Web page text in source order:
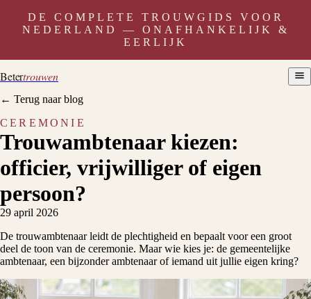
DE COMPLETE TROUWGIDS VOOR
NEDERLAND — ONAFHANKELIJK &
EERLIJK
Betertrouwen
← Terug naar blog
CEREMONIE
Trouwambtenaar kiezen:
officier, vrijwilliger of eigen
persoon?
29 april 2026
De trouwambtenaar leidt de plechtigheid en bepaalt voor een groot
deel de toon van de ceremonie. Maar wie kies je: de gemeentelijke
ambtenaar, een bijzonder ambtenaar of iemand uit jullie eigen kring?